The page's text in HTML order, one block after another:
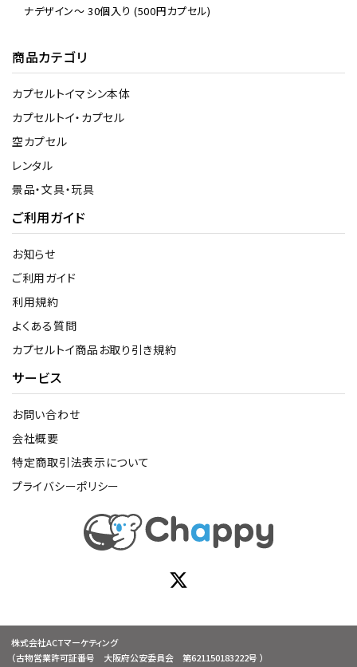
ナデザイン〜 30個入り (500円カプセル)
商品カテゴリ
カプセルトイマシン本体
カプセルトイ・カプセル
空カプセル
レンタル
景品・文具・玩具
ご利用ガイド
お知らせ
ご利用ガイド
利用規約
よくある質問
カプセルトイ商品お取り引き規約
サービス
お問い合わせ
会社概要
特定商取引法表示について
プライバシーポリシー
株式会社ACTマーケティング
（古物営業許可証番号 大阪府公安委員会 第621150183222号 ）